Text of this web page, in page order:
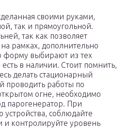
своими руками,
так и прямоугольной.
так как позволяет
рамках, дополнительно
форму выбирают из тех
в наличии. Стоит помнить,
делать стационарный
проводить работы по
огне, необходимо
парогенератор. При
устройства, соблюдайте
и контролируйте уровень